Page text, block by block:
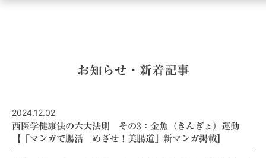
お知らせ・新着記事
2024.12.02
西医学健康法の六大法則 その3：金魚（きんぎょ）運動
【「マンガで腸活 めざせ！美腸道」新マンガ掲載】